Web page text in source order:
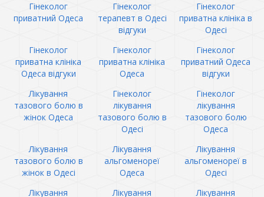
Гінеколог
приватний Одеса
Гінеколог
терапевт в Одесі
відгуки
Гінеколог
приватна клініка в
Одесі
Гінеколог
приватна клініка
Одеса відгуки
Гінеколог
приватна клініка
Одеса
Гінеколог
приватний Одеса
відгуки
Лікування
тазового болю в
жінок Одеса
Гінеколог
лікування
тазового болю в
Одесі
Гінеколог
лікування
тазового болю
Одеса
Лікування
тазового болю в
жінок в Одесі
Лікування
альгоменореї
Одеса
Лікування
альгоменореї в
Одесі
Лікування
Лікування
Лікування